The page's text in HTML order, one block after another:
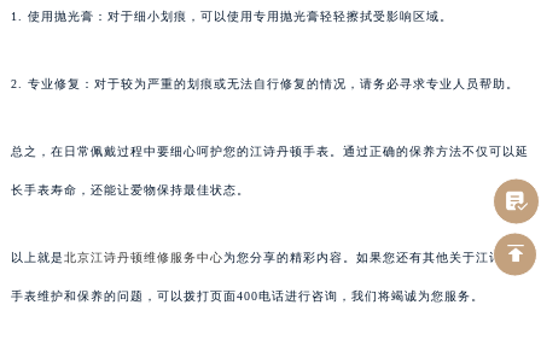
1. 使用抛光膏：对于细小划痕，可以使用专用抛光膏轻轻擦拭受影响区域。
2. 专业修复：对于较为严重的划痕或无法自行修复的情况，请务必寻求专业人员帮助。
总之，在日常佩戴过程中要细心呵护您的江诗丹顿手表。通过正确的保养方法不仅可以延
长手表寿命，还能让爱物保持最佳状态。
以上就是北京江诗丹顿维修服务中心为您分享的精彩内容。如果您还有其他关于江诗丹顿
手表维护和保养的问题，可以拨打页面400电话进行咨询，我们将竭诚为您服务。